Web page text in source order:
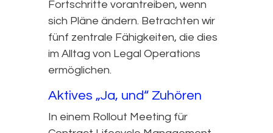
Fortschritte vorantreiben, wenn
sich Pläne ändern. Betrachten wir
fünf zentrale Fähigkeiten, die dies
im Alltag von Legal Operations
ermöglichen.
Aktives „Ja, und“ Zuhören
In einem Rollout Meeting für